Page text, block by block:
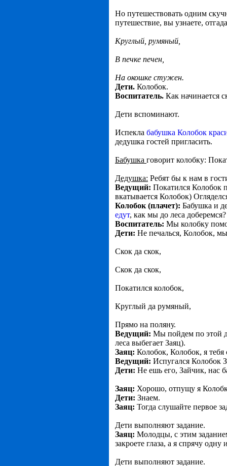
Но путешествовать одним
путешествие, вы узнаете,
Круглый, румяный,
В печке печен,
На окошке стужен.
Дети. Колобок.
Воспитатель. Как начинается
Дети вспоминают.
Испекла бабушка Колобок
дедушка гостей пригласить.
Бабушка говорит колобку:
Дедушка: Ребят бы к нам в
Ведущий: Покатился Колобок
вкатывается Колобок)
Колобок (плачет): Бабушка и
едут, как мы до леса доберемся?
Воспитатель: Мы колобку
Дети: Не печалься, Колобок,
Скок да скок,
Скок да скок,
Покатился колобок,
Круглый да румяный,
Прямо на поляну.
Ведущий: Мы пойдем по этой
леса выбегает Заяц).
Заяц: Колобок, Колобок, я тебя
Ведущий: Испугался Колобок
Дети: Не ешь его, Зайчик, нас
Заяц: Хорошо, отпущу я
Дети: Знаем.
Заяц: Тогда слушайте первое
Дети выполняют задание.
Заяц: Молодцы, с этим
закроете глаза, а я спрячу
Дети выполняют задание.